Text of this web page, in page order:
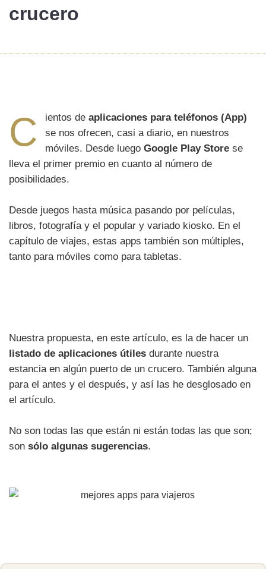
crucero
C ientos deaplicaciones para teléfonos (App)
se nos ofrecen, casi a diario, en nuestros
móviles. Desde luegoGoogle Play Store se
lleva el primer premio en cuanto al número de
posibilidades.
Desde juegos hasta música pasando por películas,
libros, fotografía y el popular y variado kiosko. En el
capítulo de viajes, estas apps también son múltiples,
tanto para móviles como para tabletas.
Nuestra propuesta, en este artículo, es la de hacer un
listado de aplicaciones útiles durante nuestra
estancia en algún puerto de un crucero. También alguna
para el antes y el después, y así las he desglosado en
el artículo.
No son todas las que están ni están todas las que son;
son sólo algunas sugerencias.